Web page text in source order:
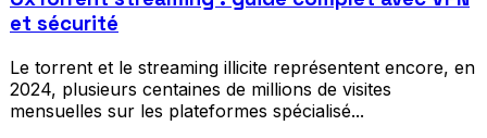
et sécurité
Le torrent et le streaming illicite représentent encore, en
2024, plusieurs centaines de millions de visites
mensuelles sur les plateformes spécialisé...